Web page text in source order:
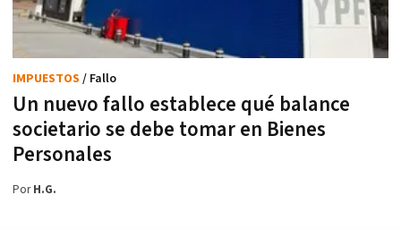
Un nuevo fallo establece qué balance
societario se debe tomar en Bienes
Personales
IMPUESTOS / Fallo
PorH.G.